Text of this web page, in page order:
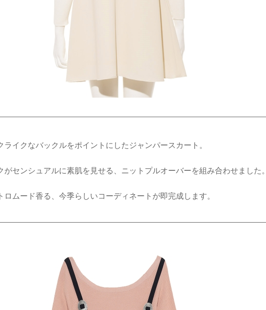
ライクなバックルをポイントにしたジャンパースカート。
がセンシュアルに素肌を見せる、ニットプルオーバーを組み合わせました。
ロムード香る、今季らしいコーディネートが即完成します。